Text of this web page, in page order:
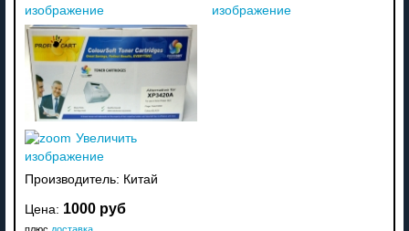
изображение
изображение
Увеличить
изображение
Производитель: Китай
Цена: 1000 руб